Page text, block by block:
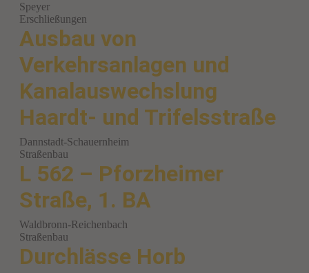
Speyer
Erschließungen
Ausbau von
Verkehrsanlagen und
Kanalauswechslung
Haardt- und Trifelsstraße
Dannstadt-Schauernheim
Straßenbau
L 562 – Pforzheimer
Straße, 1. BA
Waldbronn-Reichenbach
Straßenbau
Durchlässe Horb